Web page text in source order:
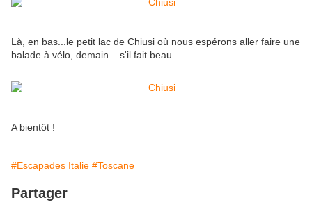
Là, en bas...le petit lac de Chiusi où nous espérons aller faire une
balade à vélo, demain... s'il fait beau ....
A bientôt !
#Escapades Italie #Toscane
Partager